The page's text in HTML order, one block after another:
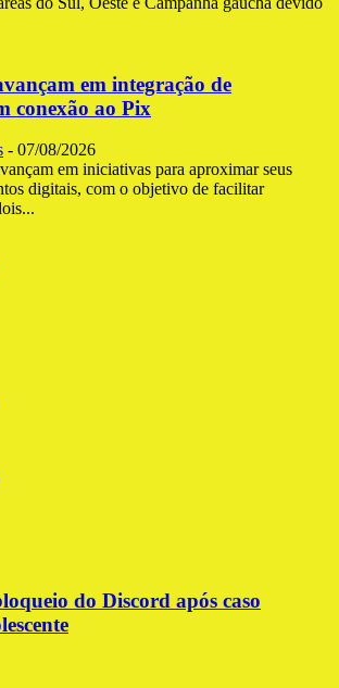
em integração de
conexão ao Pix
- 07/08/2026
em iniciativas para aproximar seus
digitais, com o objetivo de facilitar
do Discord após caso